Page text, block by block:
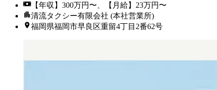
【年収】300万円〜、【月給】23万円〜
清流タクシー有限会社 (本社営業所)
福岡県福岡市早良区重留4丁目2番62号